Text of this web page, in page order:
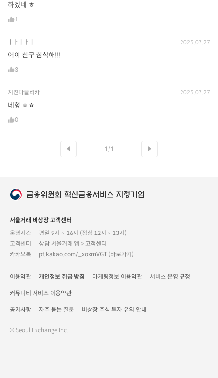
하겠네 ㅎ
1
ㅣㅏㅣㅏㅣ 2025.07.27
어이 친구 침착해!!!
3
지친다블리카 2025.07.27
네형 ㅎㅎ
0
1/1
서울거래 비상장 고객센터
운영시간
평일 9시 ~ 16시 (점심 12시 ~ 13시)
고객센터
상담 서울거래 앱 > 고객센터
카카오톡
pf.kakao.com/_xoxmVGT (바로가기)
이용약관 개인정보 취급 방침 마케팅정보 이용약관 서비스 운영 규정
커뮤니티 서비스 이용약관
공지사항 자주 묻는 질문 비상장 주식 투자 유의 안내
© Seoul Exchange Inc.